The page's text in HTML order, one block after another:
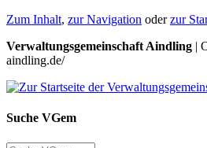
Zum Inhalt, zur Navigation oderzur
Verwaltungsgemeinschaft Aindling |
aindling.de/
Suche VGem